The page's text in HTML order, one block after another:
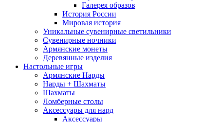
Галерея образов
История России
Мировая история
Уникальные сувенирные светильники
Сувенирные ночники
Армянские монеты
Деревянные изделия
Настольные игры
Армянские Нарды
Нарды + Шахматы
Шахматы
Ломберные столы
Аксессуары для нард
Аксессуары